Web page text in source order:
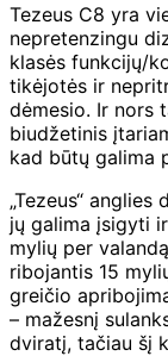
Tezeus C8 yra
nepretenzingu
klasės funkcijų/
tikėjotės ir
dėmesio. Ir nors
biudžetinis
kad būtų galima
„Tezeus“
jų galima įsigyti
mylių per
ribojantis 15
greičio
– mažesnį
dviratį, tačiau šį